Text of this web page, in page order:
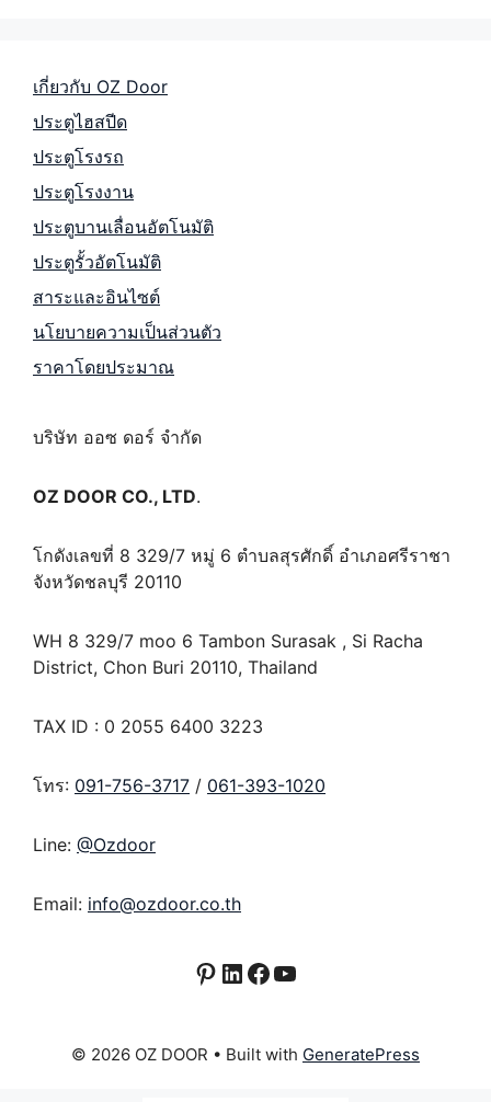
เกี่ยวกับ OZ Door
ประตูไฮสปีด
ประตูโรงรถ
ประตูโรงงาน
ประตูบานเลื่อนอัตโนมัติ
ประตูรั้วอัตโนมัติ
สาระและอินไซต์
นโยบายความเป็นส่วนตัว
ราคาโดยประมาณ
บริษัท ออซ ดอร์ จำกัด
OZ DOOR CO., LTD.
โกดังเลขที่ 8 329/7 หมู่ 6 ตำบลสุรศักดิ์ อำเภอศรีราชา
จังหวัดชลบุรี 20110
WH 8 329/7 moo 6 Tambon Surasak , Si Racha
District, Chon Buri 20110, Thailand
TAX ID : 0 2055 6400 3223
โทร: 091-756-3717 / 061-393-1020
Line: @Ozdoor
Email: info@ozdoor.co.th
Pinterest
LinkedIn
Facebook
YouTube
© 2026 OZ DOOR • Built with GeneratePress